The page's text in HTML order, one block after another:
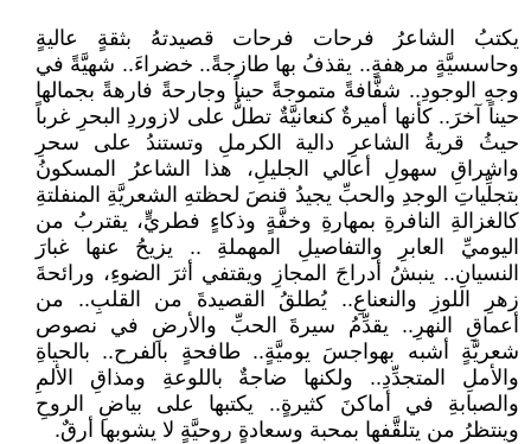
يكتبُ الشاعرُ فرحات فرحات قصيدتهُ بثقةٍ عاليةٍ
وحاسسيَّةٍ مرهفةٍ.. يقذفُ بها طازجةً.. خضراءَ.. شهيَّةً في
وجهِ الوجودِ.. شفَّافةً متموجةً حيناً وجارحةً فارهةً بجمالها
حيناً آخرَ.. كأنها أميرةٌ كنعانيَّةٌ تطلُّ على لازوردِ البحرِ غرباً
حيثُ قريةُ الشاعرِ دالية الكرملِ وتستندُ على سحرِ
واشراقِ سهولِ أعالي الجليلِ، هذا الشاعرُ المسكونُ
بتجلِّياتِ الوجدِ والحبِّ يجيدُ قنصَ لحظتهِ الشعريَّةِ المنفلتةِ
كالغزالةِ النافرةِ بمهارةِ وخفَّةٍ وذكاءٍ فطريٍّ، يقتربُ من
اليوميِّ العابرِ والتفاصيلِ المهملةِ .. يزيحُ عنها غبارَ
النسيانِ.. ينبشُ أدراجَ المجازِ ويقتفي أثرَ الضوءِ، ورائحةَ
زهرِ اللوزِ والنعناعِ.. يُطلقُ القصيدةَ من القلبِ.. من
أعماقِ النهرِ.. يقدِّمُ سيرةَ الحبِّ والأرضِ في نصوص
شعريَّةٍ أشبه بهواجسَ يوميَّةٍ.. طافحةٍ بالفرح.. بالحياةِ
والأملِ المتجدِّدِ.. ولكنها ضاجةٌ باللوعةِ ومذاقِ الألمِ
والصبابةِ في أماكنَ كثيرةٍ.. يكتبها على بياضِ الروحِ
وينتظرُ من يتلقَّفها بمحبة وسعادةٍ روحيَّةٍ لا يشوبها أرقٌ.